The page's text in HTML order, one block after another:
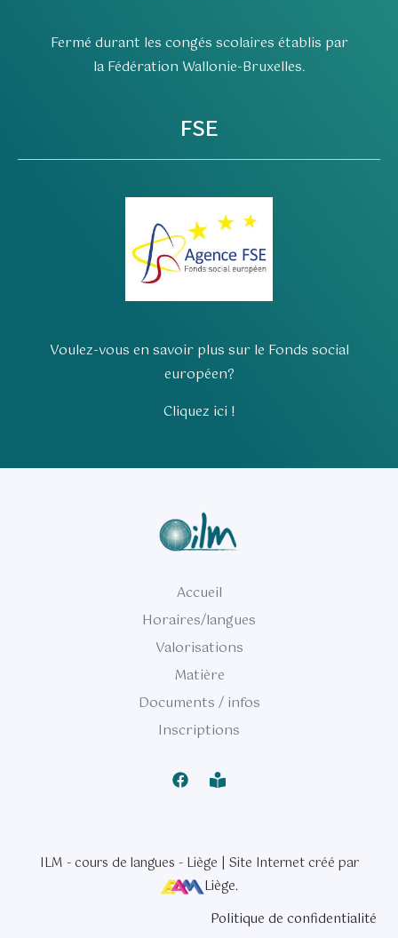
Fermé durant les congés scolaires établis par
la Fédération Wallonie-Bruxelles.
FSE
Voulez-vous en savoir plus sur le Fonds social
européen?
Cliquez ici !
Accueil
Horaires/langues
Valorisations
Matière
Documents / infos
Inscriptions
ILM - cours de langues - Liège | Site Internet créé par
Liège.
Politique de confidentialité